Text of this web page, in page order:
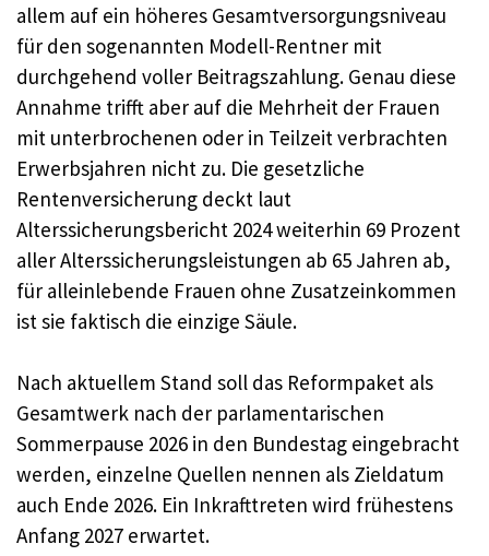
allem auf ein höheres Gesamtversorgungsniveau
für den sogenannten Modell-Rentner mit
durchgehend voller Beitragszahlung. Genau diese
Annahme trifft aber auf die Mehrheit der Frauen
mit unterbrochenen oder in Teilzeit verbrachten
Erwerbsjahren nicht zu. Die gesetzliche
Rentenversicherung deckt laut
Alterssicherungsbericht 2024 weiterhin 69 Prozent
aller Alterssicherungsleistungen ab 65 Jahren ab,
für alleinlebende Frauen ohne Zusatzeinkommen
ist sie faktisch die einzige Säule.
Nach aktuellem Stand soll das Reformpaket als
Gesamtwerk nach der parlamentarischen
Sommerpause 2026 in den Bundestag eingebracht
werden, einzelne Quellen nennen als Zieldatum
auch Ende 2026. Ein Inkrafttreten wird frühestens
Anfang 2027 erwartet.